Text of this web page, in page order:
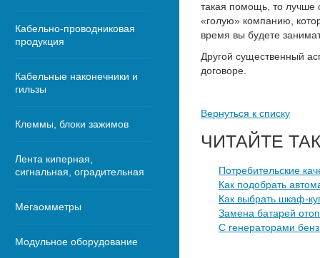
Кабельно-проводниковая
продукция
Кабельные наконечники и
гильзы
Клеммы, блоки зажимов
Лента киперная,
сигнальная, оградительная
Мегаомметры
Модульное оборудование
такая помощь, то лучше
«голую» компанию,
время вы будете
Другой существенный
договоре.
Вернуться к списку
ЧИТАЙТЕ
Потребительские
Как подобрать
Как выбрать шкаф-
Замена батарей
С генераторами